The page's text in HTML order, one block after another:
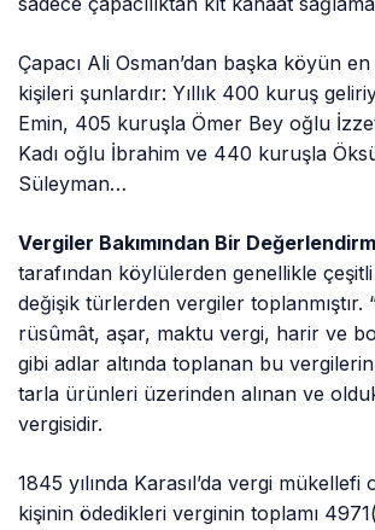
Çapacı Ali Osman’dan başka köyün
kişileri şunlardır: Yıllık 400 kuruş
Emin, 405 kuruşla Ömer Bey oğlu
Kadı oğlu İbrahim ve 440 kuruşla
Süleyman…
Vergiler Bakımından Bir
tarafından köylülerden genellikle çeşitli
değişik türlerden vergiler toplanmıştır.
rüsûmât, aşar, maktu vergi, harir ve
gibi adlar altında toplanan bu vergilerin
tarla ürünleri üzerinden alınan ve
vergisidir.
1845 yılında Karasıl’da vergi mükellefi
kişinin ödedikleri verginin toplamı